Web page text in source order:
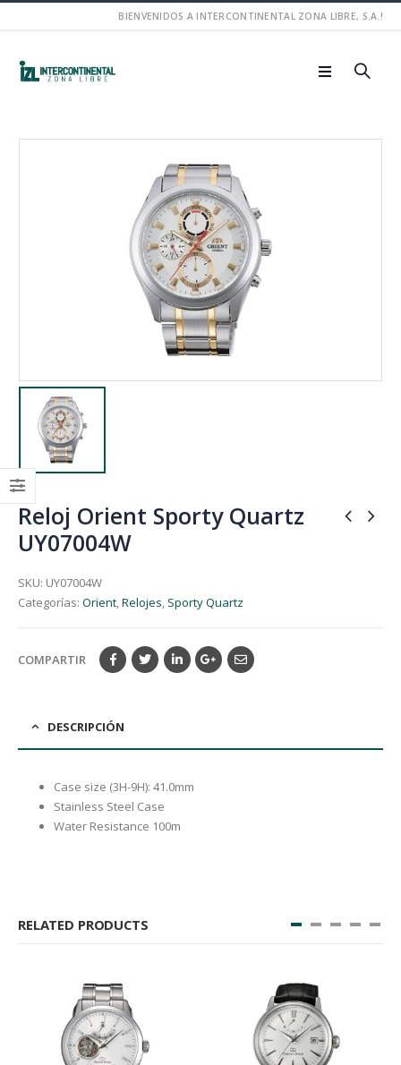
BIENVENIDOS A INTERCONTINENTAL ZONA LIBRE, S.A.!
Reloj Orient Sporty Quartz
UY07004W
SKU: UY07004W
Categorías: Orient,Relojes, Sporty Quartz
COMPARTIR
DESCRIPCIÓN
Case size (3H-9H): 41.0mm
Stainless Steel Case
Water Resistance 100m
RELATED PRODUCTS